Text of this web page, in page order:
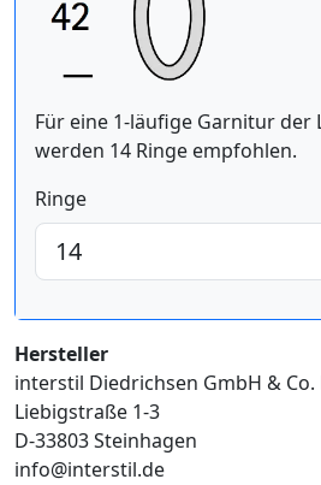
Für eine 1-läufige Garnitur der
werden 14 Ringe empfohlen.
Ringe
Hersteller
interstil Diedrichsen GmbH & Co.
Liebigstraße 1-3
D-33803 Steinhagen
info@interstil.de